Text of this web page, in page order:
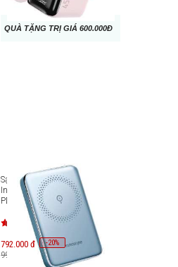
QUÀ TẶNG TRỊ GIÁ 600.000Đ
Sạc dự phòng MagSafe
Innostyle Powermag Slim 15W
PD/QC3.0 20W 10000mAh
IM20PD
792.000 đ -20%
990.000 đ